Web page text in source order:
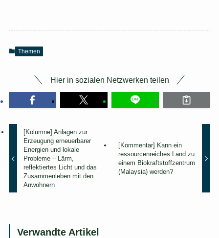
d
r
Themen
Hier in sozialen Netzwerken teilen
[Kolumne] Anlagen zur
Erzeugung erneuerbarer
Energien und lokale
Probleme – Lärm,
reflektiertes Licht und das
Zusammenleben mit den
Anwohnern
[Kommentar] Kann ein
ressourcenreiches Land zu
einem Biokraftstoffzentrum
(Malaysia) werden?
Verwandte Artikel